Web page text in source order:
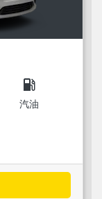
local_gas_station
汽油